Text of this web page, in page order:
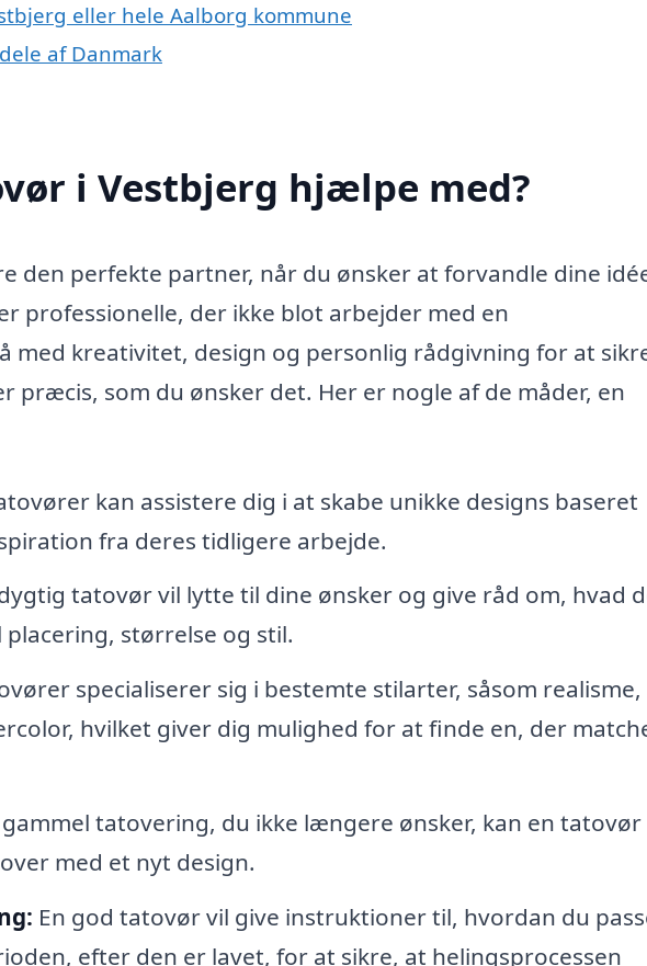
eller hele Aalborg kommune
af Danmark
i Vestbjerg hjælpe med?
den perfekte partner, når du ønsker at forvandle dine
professionelle, der ikke blot arbejder med en
med kreativitet, design og personlig rådgivning for at
præcis, som du ønsker det. Her er nogle af de måder, en
kan assistere dig i at skabe unikke designs baseret
fra deres tidligere arbejde.
tatovør vil lytte til dine ønsker og give råd om, hvad
størrelse og stil.
specialiserer sig i bestemte stilarter, såsom realisme,
hvilket giver dig mulighed for at finde en, der
gammel tatovering, du ikke længere ønsker, kan en tatovør
med et nyt design.
En god tatovør vil give instruktioner til, hvordan du
efter den er lavet, for at sikre, at helingsprocessen